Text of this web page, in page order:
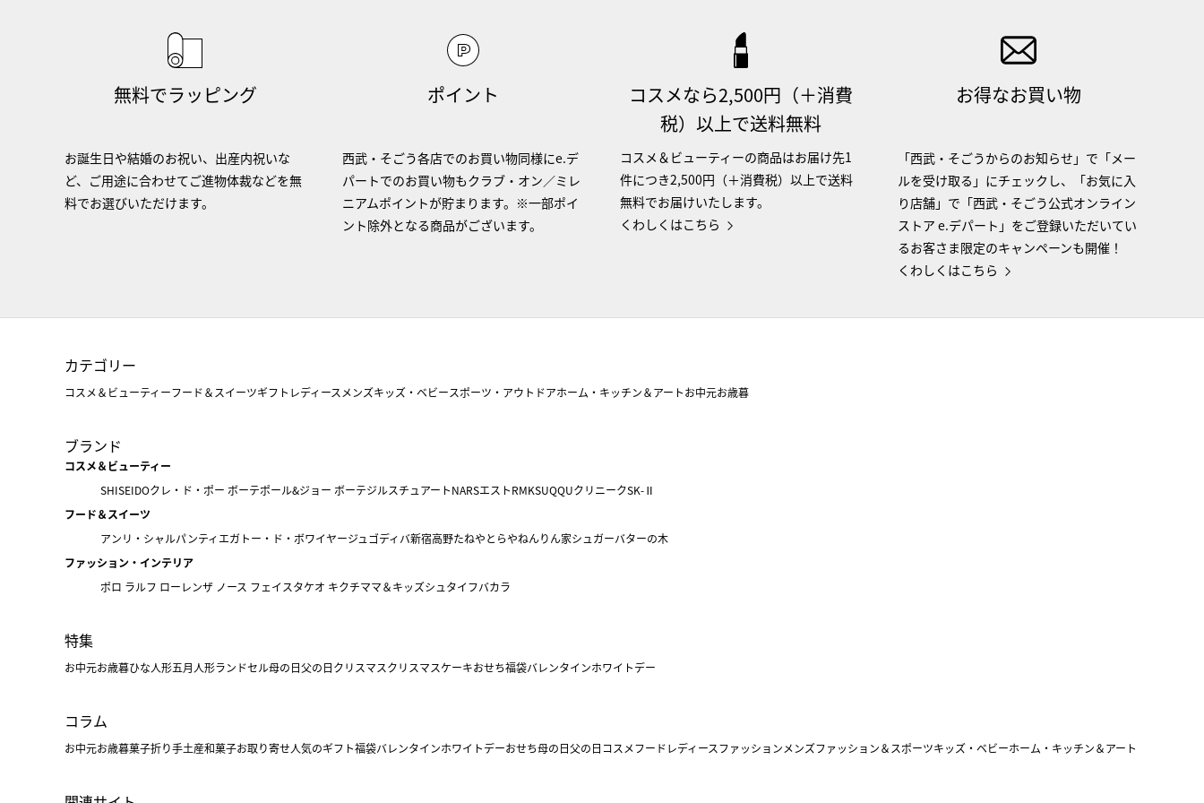
無料でラッピング
お誕生日や結婚のお祝い、出産内祝いな
ど、ご用途に合わせてご進物体裁などを無
料でお選びいただけます。
ポイント
西武・そごう各店でのお買い物同様にe.デ
パートでのお買い物もクラブ・オン／ミレ
ニアムポイントが貯まります。※一部ポイ
ント除外となる商品がございます。
コスメなら2,500円（＋消費
税）以上で送料無料
コスメ＆ビューティーの商品はお届け先1
件につき2,500円（＋消費税）以上で送料
無料でお届けいたします。
くわしくはこちら
お得なお買い物
「西武・そごうからのお知らせ」で「メー
ルを受け取る」にチェックし、「お気に入
り店舗」で「西武・そごう公式オンライン
ストア e.デパート」をご登録いただいてい
るお客さま限定のキャンペーンも開催！
くわしくはこちら
カテゴリー
コスメ＆ビューティーフード＆スイーツギフト レディース メンズキッズ・ベビースポーツ・アウトドアホーム・キッチン＆アートお中元お歳暮
ブランド
コスメ＆ビューティー
SHISEIDOクレ・ド・ポー ボーテポール&ジョー ボーテジルスチュアートNARSエストRMKSUQQUクリニークSK-Ⅱ
フード＆スイーツ
アンリ・シャルパンティエガトー・ド・ボワイヤージュ ゴディバ新宿高野たねやとらやねんりん家シュガーバターの木
ファッション・インテリア
ポロ ラルフ ローレンザ ノース フェイスタケオ キクチママ＆キッズシュタイフバカラ
特集
お中元お歳暮ひな人形五月人形ランドセル母の日父の日クリスマスクリスマスケーキおせち福袋バレンタインホワイトデー
コラム
お中元お歳暮菓子折り手土産和菓子お取り寄せ人気のギフト福袋バレンタインホワイトデーおせち母の日父の日 コスメフードレディースファッションメンズファッション＆スポーツキッズ・ベビーホーム・キッチン＆アート